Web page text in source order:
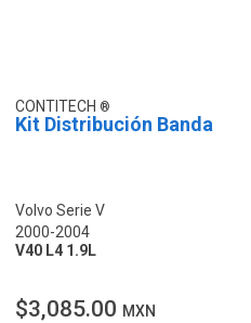
CONTITECH
Kit Distribución Banda
Volvo Serie V
2000-2004
V40 L4 1.9L
$3,085.00 MXN